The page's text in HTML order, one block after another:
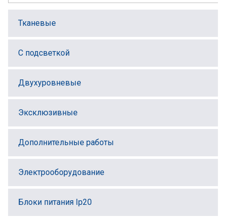
Тканевые
С подсветкой
Двухуровневые
Эксклюзивные
Дополнительные работы
Электрооборудование
Блоки питания Ip20